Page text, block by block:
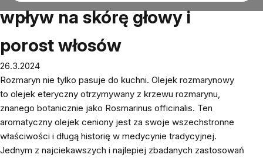
wpływ na skórę głowy i
porost włosów
26.3.2024
Rozmaryn nie tylko pasuje do kuchni. Olejek rozmarynowy
to olejek eteryczny otrzymywany z krzewu rozmarynu,
znanego botanicznie jako Rosmarinus officinalis. Ten
aromatyczny olejek ceniony jest za swoje wszechstronne
właściwości i długą historię w medycynie tradycyjnej.
Jednym z najciekawszych i najlepiej zbadanych zastosowań